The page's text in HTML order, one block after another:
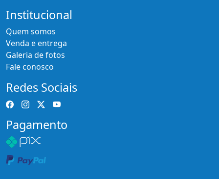
Institucional
Quem somos
Venda e entrega
Galeria de fotos
Fale conosco
Redes Sociais
Pagamento